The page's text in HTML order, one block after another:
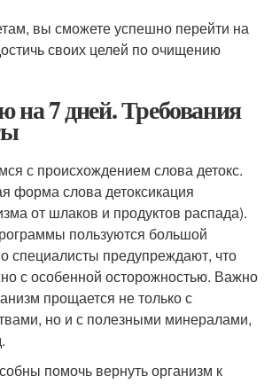
вы сможете успешно перейти на
своих целей по очищению
на 7 дней. Требования
с происхождением слова детокс.
форма слова детоксикация
от шлаков и продуктов распада).
пользуются большой
специалисты предупреждают, что
с особенной осторожностью. Важно
прощается не только с
но и с полезными минералами,
помочь вернуть организм к